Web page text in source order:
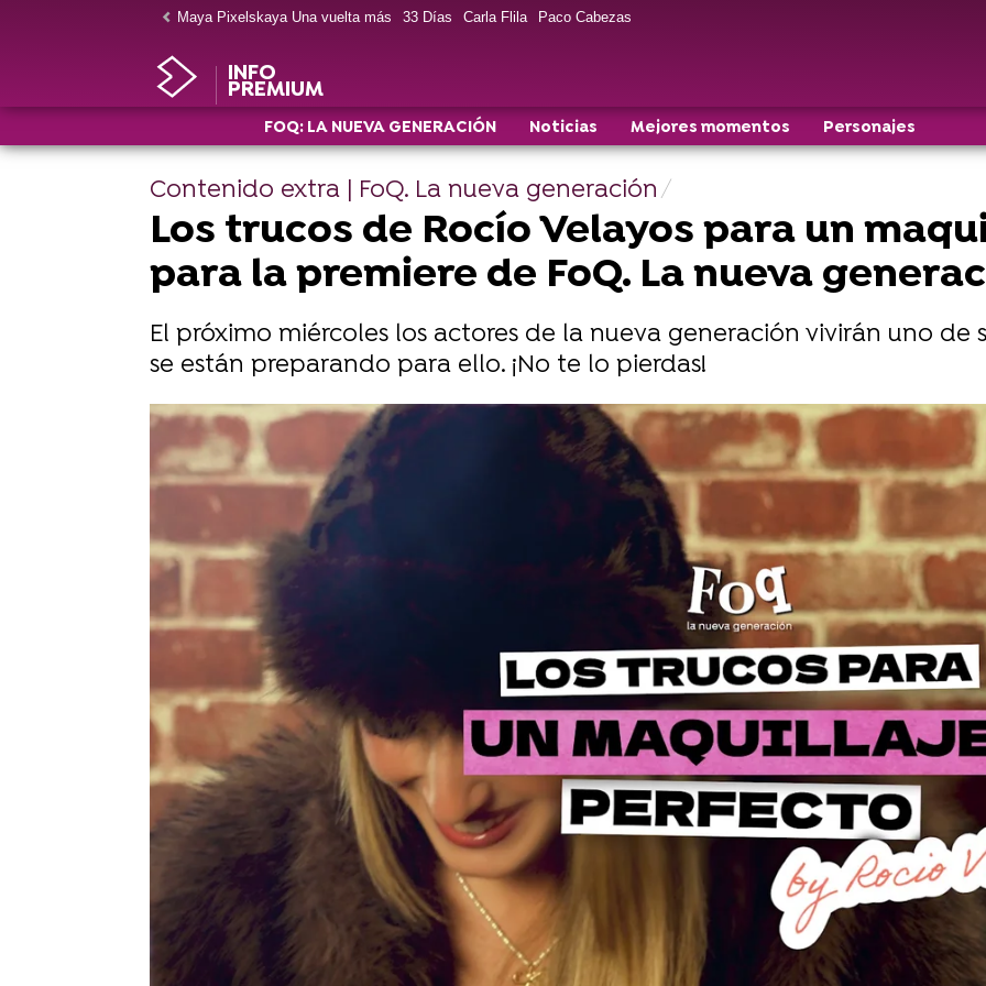
Maya Pixelskaya Una vuelta más 33 Días Carla Flila Paco Cabezas
INFO
PREMIUM
FOQ: LA NUEVA GENERACIÓN Noticias Mejores momentos Personajes
Contenido extra | FoQ. La nueva generación
Los trucos de Rocío Velayos para un
para la premiere de FoQ. La nueva
El próximo miércoles los actores de la nueva generación vivirán uno de
se están preparando para ello. ¡No te lo pierdas!
atresplayer | Sara Ruiz
Publicado: 10 de febrero de 2025, 19:54 WhatsappFacebook
X
El próximo 12 de febrero tiene lugar la premiere de FoQ. La nueva
generación y los actoresse están preparando
para celebrar la
vuelta de la mítica serie de Antena 3.
Rocío Velayos, que interpreta a Asia, nos ha contado algunos de